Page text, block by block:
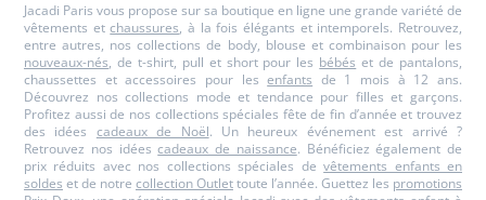
Jacadi Paris vous propose sur sa boutique en ligne une grande variété de
vêtements etchaussures, à la fois élégants et intemporels. Retrouvez,
entre autres, nos collections de body, blouse et combinaison pour les
nouveaux-nés, de t-shirt, pull et short pour les bébés et de pantalons,
chaussettes et accessoires pour lesenfants de 1 mois à 12 ans.
Découvrez nos collections mode et tendance pour filles et garçons.
Profitez aussi de nos collections spéciales fête de fin d’année et trouvez
des idées cadeaux de Noël. Un heureux événement est arrivé ?
Retrouvez nos idéescadeaux de naissance. Bénéficiez également de
prix réduits avec nos collections spéciales devêtements enfants en
soldes et de notre collection Outlettoute l’année. Guettez les promotions